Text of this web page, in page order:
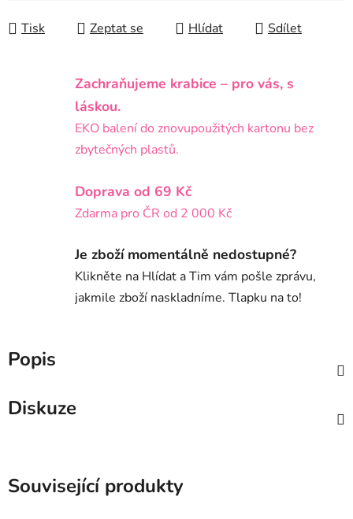
Tisk Zeptat se Hlídat Sdílet
Zachraňujeme krabice – pro vás, s
láskou.
EKO balení do znovupoužitých kartonu bez
zbytečných plastů.
Doprava od 69 Kč
Zdarma pro ČR od 2 000 Kč
Je zboží momentálně nedostupné?
Klikněte na Hlídat a Tim vám pošle zprávu,
jakmile zboží naskladníme. Tlapku na to!
Popis
Diskuze
Související produkty